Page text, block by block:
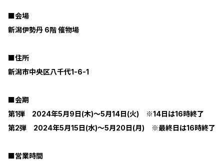
■会場
新潟伊勢丹 6階 催物場
■住所
新潟市中央区八千代1-6-1
■会期
第1弾 2024年5月9日(木)～5月14日(火) ※14日は16時終了
第2弾 2024年5月15日(水)～5月20日(月) ※最終日は16時終了
■営業時間